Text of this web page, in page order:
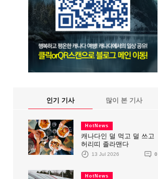
인기 기사 많이 본 기사
HotNews
캐나다인 덜 먹고 덜 쓰고
허리띠 졸라맨다
13 Jul 2026 0
HotNews